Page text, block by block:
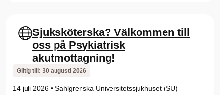
Sjuksköterska? Välkommen till
oss på Psykiatrisk
akutmottagning!
Giltig till: 30 augusti 2026
14 juli 2026 • Sahlgrenska Universitetssjukhuset (SU)